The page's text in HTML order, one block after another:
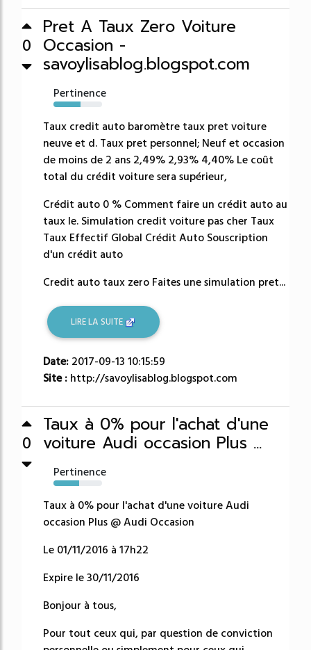
0
Pret A Taux Zero Voiture
Occasion -
savoylisablog.blogspot.com
Pertinence
55%
Taux credit auto baromètre taux pret voiture
neuve et d. Taux pret personnel; Neuf et occasion
de moins de 2 ans 2,49% 2,93% 4,40% Le coût
total du crédit voiture sera supérieur,
Crédit auto 0 % Comment faire un crédit auto au
taux le. Simulation credit voiture pas cher Taux
Taux Effectif Global Crédit Auto Souscription
d'un crédit auto
Credit auto taux zero Faites une simulation pret...
LIRE LA SUITE
Date: 2017-09-13 10:15:59
Site : http://savoylisablog.blogspot.com
0
Taux à 0% pour l'achat d'une
voiture Audi occasion Plus ...
Pertinence
53%
Taux à 0% pour l'achat d'une voiture Audi
occasion Plus @ Audi Occasion
Le 01/11/2016 à 17h22
Expire le 30/11/2016
Bonjour à tous,
Pour tout ceux qui, par question de conviction